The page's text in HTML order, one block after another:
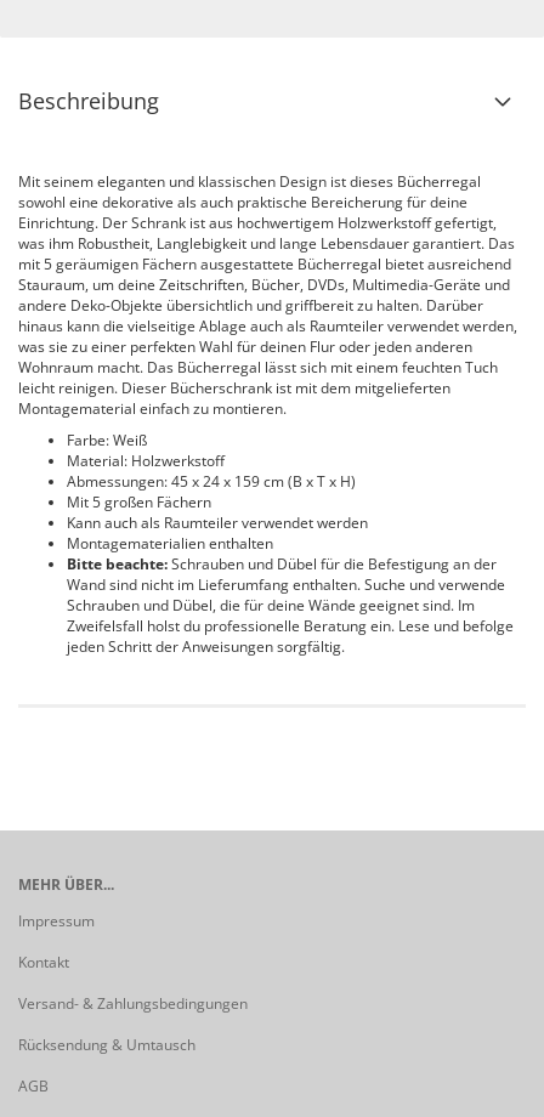
Beschreibung
Mit seinem eleganten und klassischen Design ist dieses Bücherregal
sowohl eine dekorative als auch praktische Bereicherung für deine
Einrichtung. Der Schrank ist aus hochwertigem Holzwerkstoff gefertigt,
was ihm Robustheit, Langlebigkeit und lange Lebensdauer garantiert. Das
mit 5 geräumigen Fächern ausgestattete Bücherregal bietet ausreichend
Stauraum, um deine Zeitschriften, Bücher, DVDs, Multimedia-Geräte und
andere Deko-Objekte übersichtlich und griffbereit zu halten. Darüber
hinaus kann die vielseitige Ablage auch als Raumteiler verwendet werden,
was sie zu einer perfekten Wahl für deinen Flur oder jeden anderen
Wohnraum macht. Das Bücherregal lässt sich mit einem feuchten Tuch
leicht reinigen. Dieser Bücherschrank ist mit dem mitgelieferten
Montagematerial einfach zu montieren.
Farbe: Weiß
Material: Holzwerkstoff
Abmessungen: 45 x 24 x 159 cm (B x T x H)
Mit 5 großen Fächern
Kann auch als Raumteiler verwendet werden
Montagematerialien enthalten
Bitte beachte:Schrauben und Dübel für die Befestigung an der
Wand sind nicht im Lieferumfang enthalten. Suche und verwende
Schrauben und Dübel, die für deine Wände geeignet sind. Im
Zweifelsfall holst du professionelle Beratung ein. Lese und befolge
jeden Schritt der Anweisungen sorgfältig.
MEHR ÜBER...
Impressum
Kontakt
Versand- & Zahlungsbedingungen
Rücksendung & Umtausch
AGB